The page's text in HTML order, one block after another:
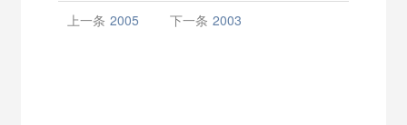
上一条 2005 下一条 2003